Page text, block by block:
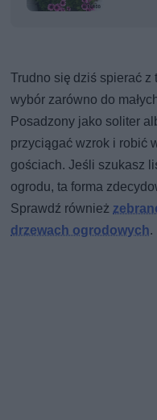
Trudno się dziś spierać
wybór zarówno do
Posadzony jako soliter
przyciągać wzrok i robić
gościach. Jeśli szukasz
ogrodu, ta forma
Sprawdź również
drzewach ogrodowych.